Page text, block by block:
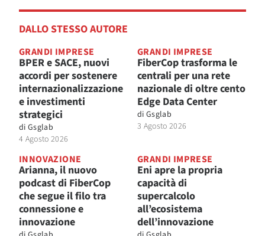
DALLO STESSO AUTORE
GRANDI IMPRESE
BPER e SACE, nuovi
accordi per sostenere
internazionalizzazione
e investimenti
strategici
di Gsglab
4 Agosto 2026
GRANDI IMPRESE
FiberCop trasforma le
centrali per una rete
nazionale di oltre cento
Edge Data Center
di Gsglab
3 Agosto 2026
INNOVAZIONE
Arianna, il nuovo
podcast di FiberCop
che segue il filo tra
connessione e
innovazione
GRANDI IMPRESE
Eni apre la propria
capacità di
supercalcolo
all’ecosistema
dell’innovazione